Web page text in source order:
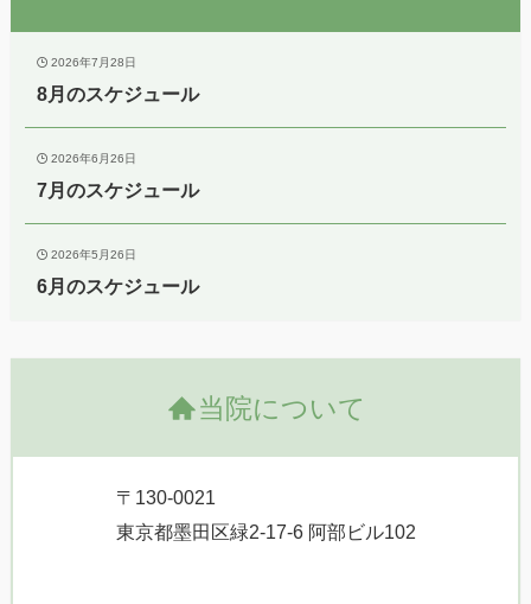
2026年7月28日
8月のスケジュール
2026年6月26日
7月のスケジュール
2026年5月26日
6月のスケジュール
当院について
〒130-0021
東京都墨田区緑2-17-6 阿部ビル102